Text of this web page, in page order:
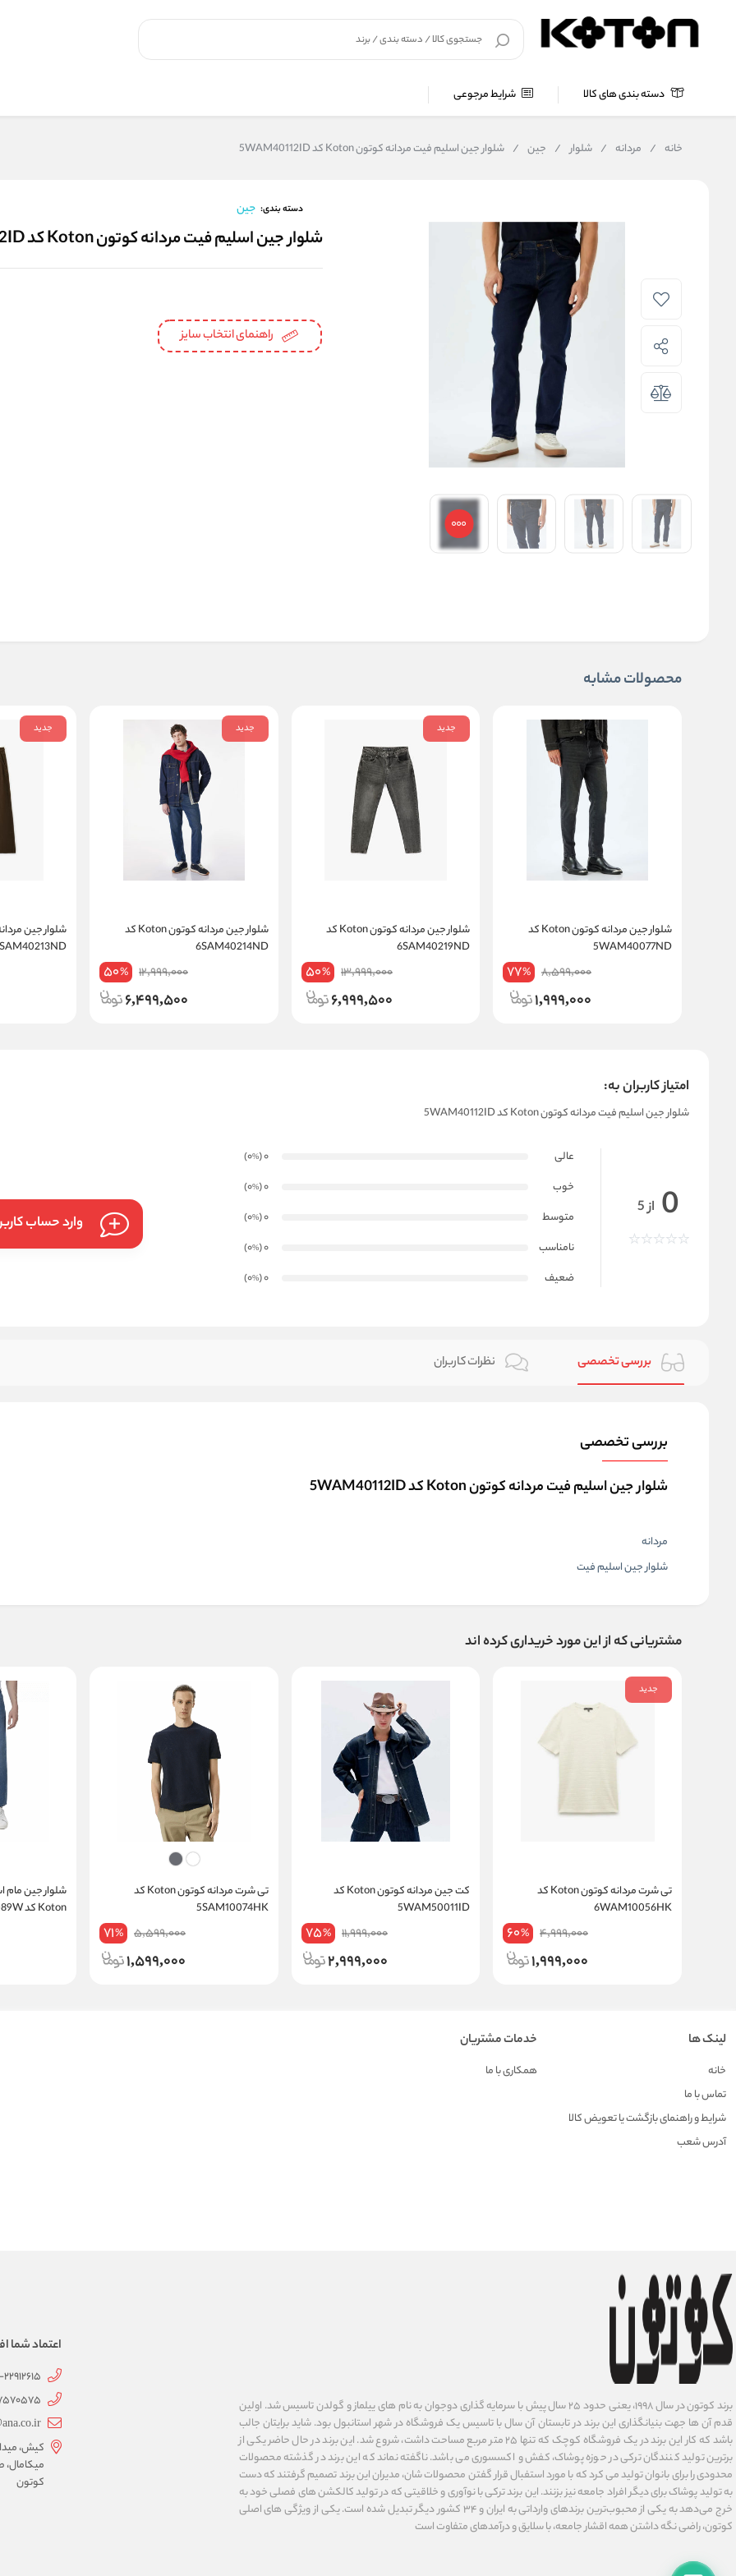
دسته بندی های کالا شرایط مرجوعی
خانه / مردانه / شلوار / جین / شلوار جین اسلیم فیت مردانه کوتون Koton کد 5WAM40112ID
دسته بندی: جین
شلوار جین اسلیم فیت مردانه کوتون Koton کد 5WAM40112ID
راهنمای انتخاب سایز
محصولات مشابه
شلوار جین مردانه کوتون Koton کد
5WAM40077ND
8,599,000
77%
1,999,000
جدید
شلوار جین مردانه کوتون Koton کد
6SAM40219ND
13,999,000
50%
6,999,500
جدید
شلوار جین مردانه کوتون Koton کد
6SAM40214ND
12,999,000
50%
6,499,500
جدید
6SAM40213ND
امتیاز کاربران به:
شلوار جین اسلیم فیت مردانه کوتون Koton کد 5WAM40112ID
0 از 5
عالی 0
(0
%
)
خوب
0
(0
%
)
متوسط
0
(0
%
)
نامناسب
0
(0
%
)
ضعیف
0
(0
%
)
وارد حساب
بررسی تخصصی نظرات کاربران
بررسی تخصصی
شلوار جین اسلیم فیت مردانه کوتون Koton کد 5WAM40112ID
مردانه
شلوار جین اسلیم فیت
مشتریانی که از این مورد خریداری کرده اند
جدید
تی شرت مردانه کوتون Koton کد
6WAM10056HK
4,999,000
60%
1,999,000
کت جین مردانه کوتون Koton کد
5WAM50011ID
11,999,000
75%
2,999,000
تی شرت مردانه کوتون Koton کد
5SAM10074HK
5,599,000
71%
1,599,000
شلوار جین مام
Koton کد 5SAM62W089W
لینک ها
خانه
تماس با ما
شرایط و راهنمای بازگشت یا تعویض کالا
آدرس شعب
خدمات مشتریان
همکاری با ما
برند کوتون در سال ۱۹۹۸، یعنی حدود ۲۵ سال پیش با سرمایه گذاری دوجوان به نام های ییلماز و گولدن تاسیس شد. اولین
قدم آن ها جهت بنیانگذاری این برند در تابستان آن سال با تاسیس یک فروشگاه در شهر استانبول بود. شاید برایتان جالب
باشد که کار این برند در یک فروشگاه کوچک که تنها ۲۵ متر مربع مساحت داشت، شروع شد. این برند در حال حاضر یکی از
برترین تولید کنندگان ترکی در حوزه پوشاک، کفش و اکسسوری می باشد. ناگفته نماند که این برند در گذشته محصولات
محدودی را برای بانوان تولید می کرد که با مورد استفبال قرار گفتن محصولات شان، مدیران این برند تصمیم گرفتند که دست
به تولید پوشاک برای دیگر افراد جامعه نیز بزنند. این برند ترکی با نوآوری ‌و خلاقیتی که در تولید کالکشن های فصلی خود به
خرج می‌دهد به یکی از محبوب‌ترین برندهای وارداتی به ایران و ۳۴ کشور دیگر تبدیل شده‌ است. یکی از ویژگی های اصلی
کوتون، راضی نگه داشتن همه اقشار جامعه، با سلایق و درآمدهای متفاوت است
اعتماد شما
22912615
کیش،
کوتون